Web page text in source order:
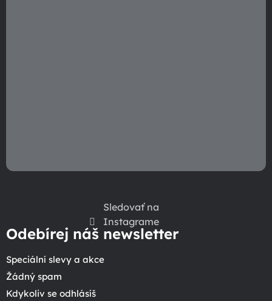
Sledovať na
Instagrame
Odebírej náš newsletter
Speciální slevy a akce
Žádný spam
Kdykoliv se odhlásíš